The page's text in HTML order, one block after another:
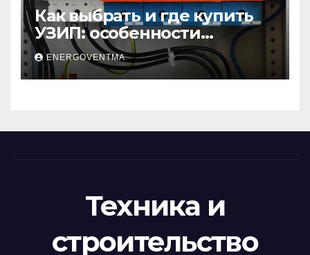
Как выбрать и где купить
УЗИП: особенности
устройств защиты от
импульсных
перенапряжений
ENERGOVENTMA
Техника и
строительство